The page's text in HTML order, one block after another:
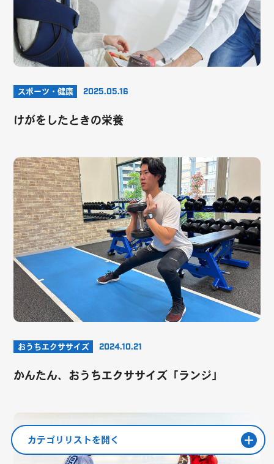
カテゴリリストを開く
スポーツ・健康 2025.05.16
けがをしたときの栄養
おうちエクササイズ 2024.10.21
かんたん、おうちエクササイズ「ランジ」